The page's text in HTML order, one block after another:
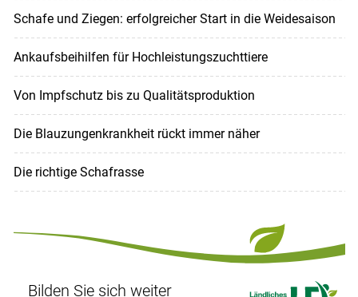
Schafe und Ziegen: erfolgreicher Start in die Weidesaison
Ankaufsbeihilfen für Hochleistungszuchttiere
Von Impfschutz bis zu Qualitätsproduktion
Die Blauzungenkrankheit rückt immer näher
Die richtige Schafrasse
Bilden Sie sich weiter